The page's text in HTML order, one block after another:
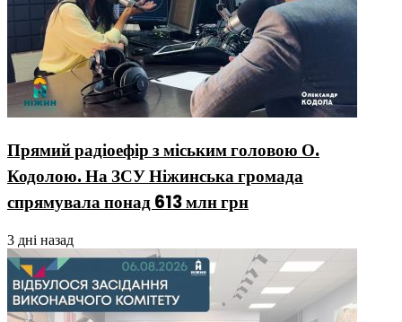
Прямий радіоефір з міським головою О.
Кодолою. На ЗСУ Ніжинська громада
спрямувала понад 613 млн грн
3 дні назад